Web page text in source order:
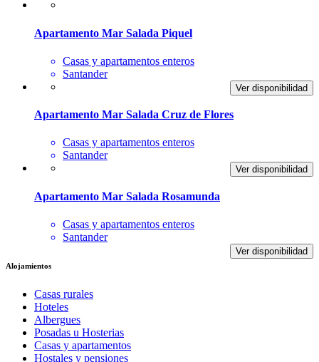
Apartamento Mar Salada Piquel
Casas y apartamentos enteros
Santander
Ver disponibilidad
Apartamento Mar Salada Cruz de Flores
Casas y apartamentos enteros
Santander
Ver disponibilidad
Apartamento Mar Salada Rosamunda
Casas y apartamentos enteros
Santander
Ver disponibilidad
Alojamientos
Casas rurales
Hoteles
Albergues
Posadas u Hosterias
Casas y apartamentos
Hostales y pensiones